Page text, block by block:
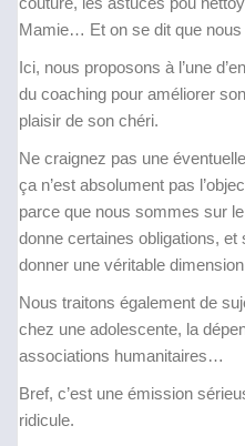
Mamie… Et on se dit que
Ici, nous proposons à l’une
du coaching pour améliorer
plaisir de son chéri.
Ne craignez pas une
ça n’est absolument pas
parce que nous sommes sur
donne certaines obligations,
donner une véritable
Nous traitons également de
chez une adolescente, la
associations humanitaires…
Bref, c’est une émission
ridicule.